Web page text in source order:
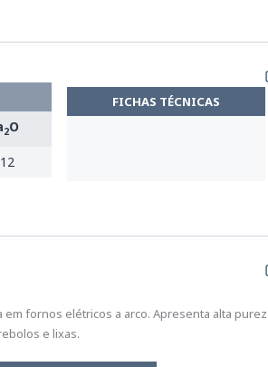
2O
FICHAS TÉCNICAS
fornos elétricos a arco. Apresenta alta
e lixas.